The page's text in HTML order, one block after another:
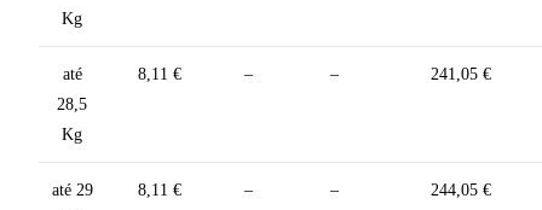
Kg
até
28,5
Kg
8,11 € – – 241,05 €
até 29
8,11 € – – 244,05 €